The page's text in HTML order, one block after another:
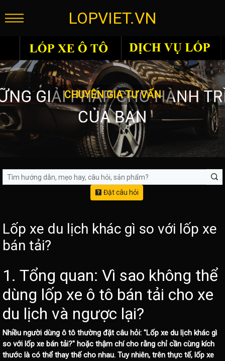
LOPVIET.VN
CHUYÊN GIA TƯ VẤN
Đặt câu hỏi
Lốp xe du lịch khác gì so với lốp xe
bán tải?
1. Tổng quan: Vì sao không thể
dùng lốp xe ô tô bán tải cho xe
du lịch và ngược lại?
Nhiều người dùng ô tô thường đặt câu hỏi: "Lốp xe du lịch khác gì
so với lốp xe bán tải?" hoặc thậm chí cho rằng chỉ cần cùng kích
thước là có thể thay thế cho nhau. Tuy nhiên, trên thực tế, lốp xe